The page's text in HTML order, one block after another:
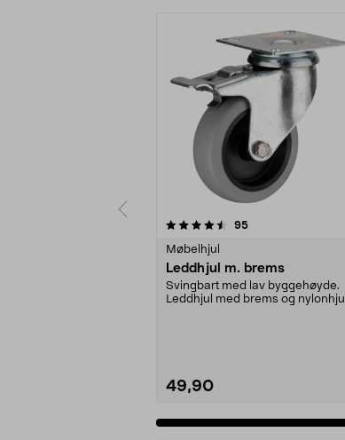
95anmeldelser
Møbelhjul
Leddhjul m. brems
Svingbart med lav byggehøyde.
Leddhjul med brems og nylonhjul
49,90
4.5 av 5 stjerner